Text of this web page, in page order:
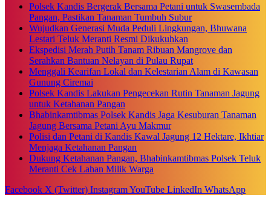
Polsek Kandis Bergerak Bersama Petani untuk Swasembada
Pangan, Pastikan Tanaman Tumbuh Subur
Wujudkan Generasi Muda Peduli Lingkungan, Bhuwana
Lestari Teluk Meranti Resmi Dikukuhkan
Ekspedisi Merah Putih Tanam Ribuan Mangrove dan
Serahkan Bantuan Nelayan di Pulau Rupat
Menggali Kearifan Lokal dan Kelestarian Alam di Kawasan
Gunung Ciremai
Polsek Kandis Lakukan Pengecekan Rutin Tanaman Jagung
untuk Ketahanan Pangan
Bhabinkamtibmas Polsek Kandis Jaga Kesuburan Tanaman
Jagung Bersama Petani Ayu Makmur
Polisi dan Petani di Kandis Kawal Jagung 12 Hektare, Ikhtiar
Menjaga Ketahanan Pangan
Dukung Ketahanan Pangan, Bhabinkamtibmas Polsek Teluk
Meranti Cek Lahan Milik Warga
Facebook X (Twitter) InstagramYouTube LinkedIn WhatsApp